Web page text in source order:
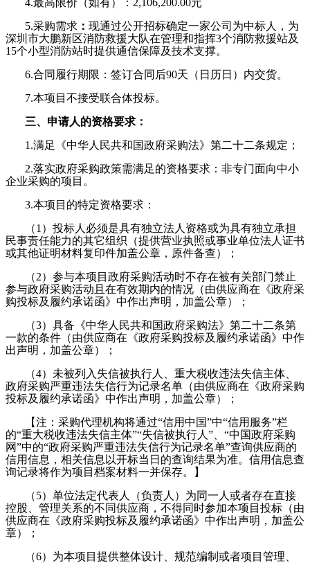
5.采购需求 ： 现通过公开招标确定一家公司为中标人，为
深圳市大鹏新区消防救援大队在管理和指挥3个消防救援站及
15个小型消防站时提供通信保障及技术支撑。
6.合同履行期限： 签订合同后90天（日历日）内交货。
7.本项目不接受联合体投标。
三、申请人的资格要求：
1.满足《中华人民共和国政府采购法》第二十二条规定；
2.落实政府采购政策需满足的资格要求：非专门面向中小
企业采购的项目。
3.本项目的特定资格要求：
（1）投标人必须是具有独立法人资格或为具有独立承担
民事责任能力的其它组织（提供营业执照或事业单位法人证书
或其他证明材料复印件加盖公章，原件备查）；
（2）参与本项目政府采购活动时不存在被有关部门禁止
参与政府采购活动且在有效期内的情况（由供应商在《政府采
购投标及履约承诺函》中作出声明，加盖公章）；
（3）具备《中华人民共和国政府采购法》第二十二条第
一款的条件（由供应商在《政府采购投标及履约承诺函》中作
出声明，加盖公章）；
（4）未被列入失信被执行人、重大税收违法失信主体、
政府采购严重违法失信行为记录名单（由供应商在《政府采购
投标及履约承诺函》中作出声明，加盖公章）；
【注：采购代理机构将通过“信用中国”中“信用服务”栏
的“重大税收违法失信主体”“失信被执行人”、“中国政府采购
网”中的“政府采购严重违法失信行为记录名单”查询供应商的
信用信息，相关信息以开标当日的查询结果为准。信用信息查
询记录将作为项目档案材料一并保存。】
（5）单位法定代表人（负责人）为同一人或者存在直接
控股、管理关系的不同供应商，不得同时参加本项目投标（由
供应商在《政府采购投标及履约承诺函》中作出声明，加盖公
章）；
（6）为本项目提供整体设计、规范编制或者项目管理、